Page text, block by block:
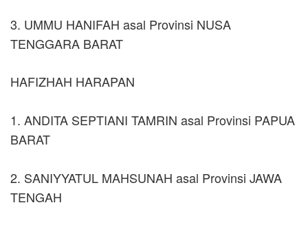
3. UMMU HANIFAH asal Provinsi NUSA
TENGGARA BARAT
HAFIZHAH HARAPAN
1. ANDITA SEPTIANI TAMRIN asal Provinsi PAPUA
BARAT
2. SANIYYATUL MAHSUNAH asal Provinsi JAWA
TENGAH